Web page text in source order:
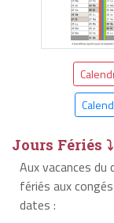
Jours Fériés ⤵
Aux vacances du
fériés aux
dates :